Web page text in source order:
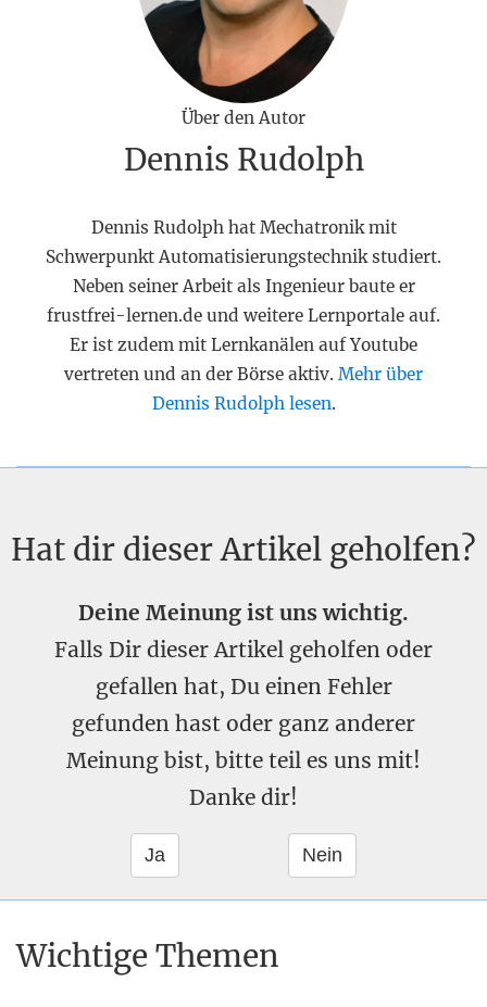
Über den Autor
Dennis Rudolph
Dennis Rudolph hat Mechatronik mit
Schwerpunkt Automatisierungstechnik studiert.
Neben seiner Arbeit als Ingenieur baute er
frustfrei-lernen.de und weitere Lernportale auf.
Er ist zudem mit Lernkanälen auf Youtube
vertreten und an der Börse aktiv. Mehr über
Dennis Rudolph lesen.
Hat dir dieser Artikel geholfen?
Deine Meinung ist uns wichtig.
Falls Dir dieser Artikel geholfen oder
gefallen hat, Du einen Fehler
gefunden hast oder ganz anderer
Meinung bist, bitte teil es uns mit!
Danke dir!
Wichtige Themen